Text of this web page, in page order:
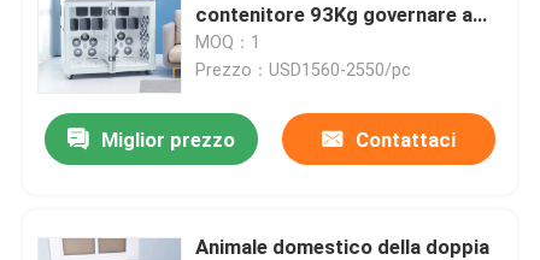
contenitore 93Kg governare a
basso rumore del cane
MOQ：1
Prezzo：USD1560-2550/pc
Miglior prezzo Contattaci
Animale domestico della doppia